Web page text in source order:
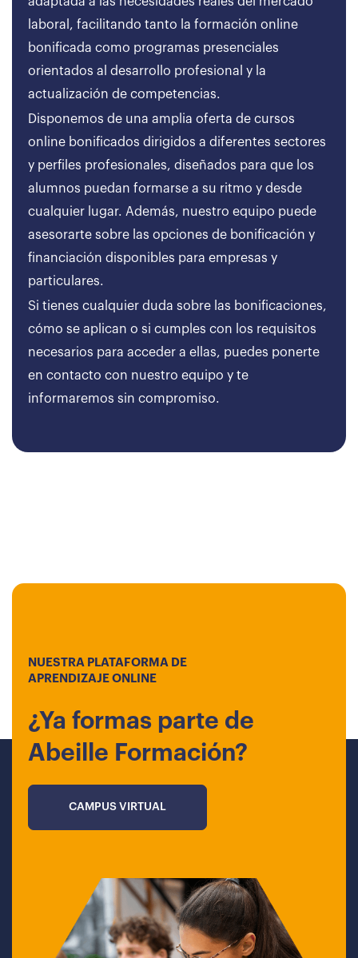
laboral, facilitando tanto la formación online
bonificada como programas presenciales
orientados al desarrollo profesional y la
actualización de competencias.
Disponemos de una amplia oferta de cursos
online bonificados dirigidos a diferentes sectores
y perfiles profesionales, diseñados para que los
alumnos puedan formarse a su ritmo y desde
cualquier lugar. Además, nuestro equipo puede
asesorarte sobre las opciones de bonificación y
financiación disponibles para empresas y
particulares.
Si tienes cualquier duda sobre las bonificaciones,
cómo se aplican o si cumples con los requisitos
necesarios para acceder a ellas, puedes ponerte
en contacto con nuestro equipo y te
informaremos sin compromiso.
NUESTRA PLATAFORMA DE
APRENDIZAJE ONLINE
¿Ya formas parte de
Abeille Formación?
CAMPUS VIRTUAL